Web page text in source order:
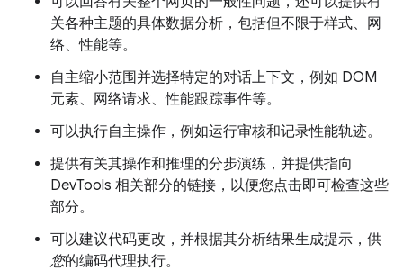
关各种主题的具体数据分析，包括但不限于样式、网
络、性能等。
自主缩小范围并选择特定的对话上下文，例如 DOM
元素、网络请求、性能跟踪事件等。
可以执行自主操作，例如运行审核和记录性能轨迹。
提供有关其操作和推理的分步演练，并提供指向
DevTools 相关部分的链接，以便您点击即可检查这些
部分。
可以建议代码更改，并根据其分析结果生成提示，供
您的编码代理执行。